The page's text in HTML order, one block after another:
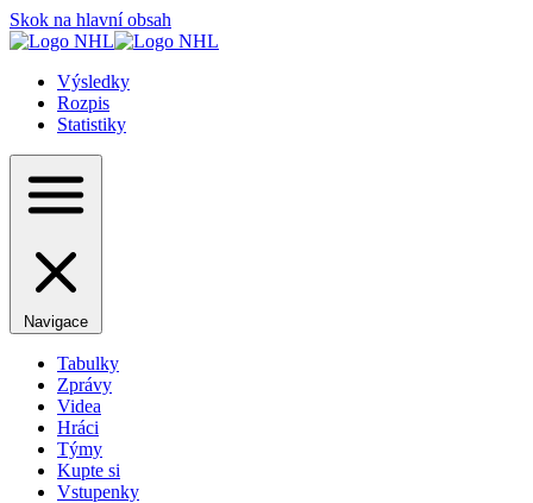
Skok na hlavní obsah
Výsledky
Rozpis
Statistiky
Navigace
Tabulky
Zprávy
Videa
Hráci
Týmy
Kupte si
Vstupenky